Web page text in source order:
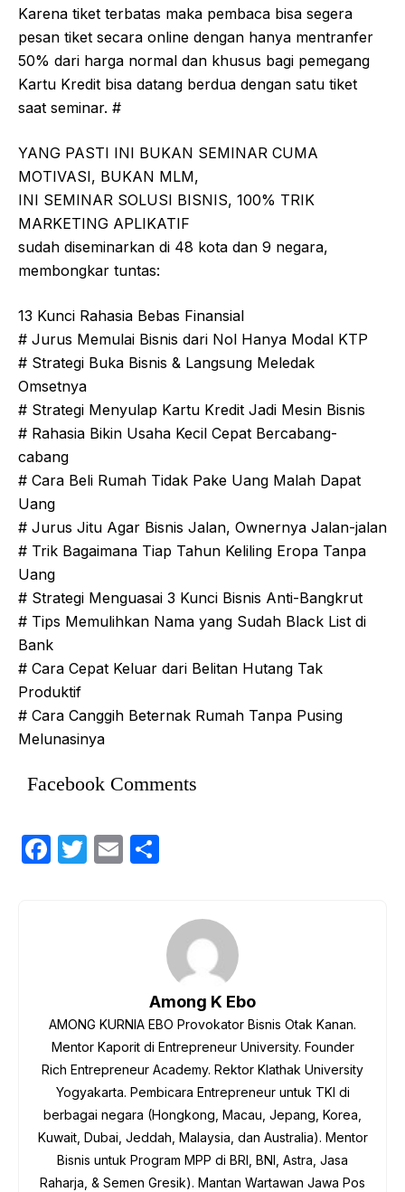
Karena tiket terbatas maka pembaca bisa segera
pesan tiket secara online dengan hanya mentranfer
50% dari harga normal dan khusus bagi pemegang
Kartu Kredit bisa datang berdua dengan satu tiket
saat seminar. #
YANG PASTI INI BUKAN SEMINAR CUMA
MOTIVASI, BUKAN MLM,
INI SEMINAR SOLUSI BISNIS, 100% TRIK
MARKETING APLIKATIF
sudah diseminarkan di 48 kota dan 9 negara,
membongkar tuntas:
13 Kunci Rahasia Bebas Finansial
# Jurus Memulai Bisnis dari Nol Hanya Modal KTP
# Strategi Buka Bisnis & Langsung Meledak
Omsetnya
# Strategi Menyulap Kartu Kredit Jadi Mesin Bisnis
# Rahasia Bikin Usaha Kecil Cepat Bercabang-
cabang
# Cara Beli Rumah Tidak Pake Uang Malah Dapat
Uang
# Jurus Jitu Agar Bisnis Jalan, Ownernya Jalan-jalan
# Trik Bagaimana Tiap Tahun Keliling Eropa Tanpa
Uang
# Strategi Menguasai 3 Kunci Bisnis Anti-Bangkrut
# Tips Memulihkan Nama yang Sudah Black List di
Bank
# Cara Cepat Keluar dari Belitan Hutang Tak
Produktif
# Cara Canggih Beternak Rumah Tanpa Pusing
Melunasinya
Facebook Comments
F
o
k
T
E
e
Among K Ebo
AMONG KURNIA EBO Provokator Bisnis Otak Kanan.
Mentor Kaporit di Entrepreneur University. Founder
Rich Entrepreneur Academy. Rektor Klathak University
Yogyakarta. Pembicara Entrepreneur untuk TKI di
berbagai negara (Hongkong, Macau, Jepang, Korea,
Kuwait, Dubai, Jeddah, Malaysia, dan Australia). Mentor
Bisnis untuk Program MPP di BRI, BNI, Astra, Jasa
Raharja, & Semen Gresik). Mantan Wartawan Jawa Pos